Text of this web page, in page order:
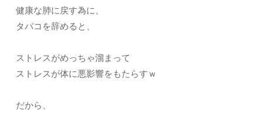
健康な肺に戻す為に、
タバコを辞めると、
ストレスがめっちゃ溜まって
ストレスが体に悪影響をもたらすｗ
だから、